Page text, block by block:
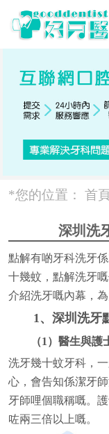
*您的位置： 首
深圳洗
點解有啲牙科洗牙
十幾蚊，點解洗牙
介紹洗牙嘅內幕，
1、深圳洗牙
（1）醫生與護
洗牙幾十蚊牙科，
心，會告知係潔牙
牙師哩個職稱嘅。
咗兩三倍以上嘅。